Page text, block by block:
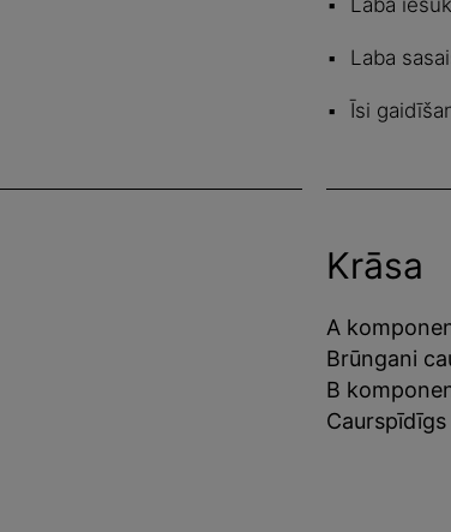
Laba
Īsi
Krāsa
A
Brūngani
B